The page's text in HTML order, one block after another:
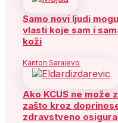
Samo novi ljudi
vlasti koje sam i
koži
Kanton Sarajevo
Ako KCUS ne može
zašto kroz
zdravstveno